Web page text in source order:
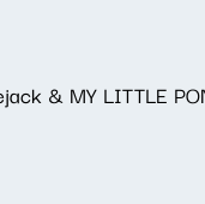
& MY LITTLE